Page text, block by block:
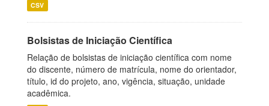
CSV
Bolsistas de Iniciação Científica
Relação de bolsistas de iniciação científica com nome
do discente, número de matrícula, nome do orientador,
título, id do projeto, ano, vigência, situação, unidade
acadêmica.